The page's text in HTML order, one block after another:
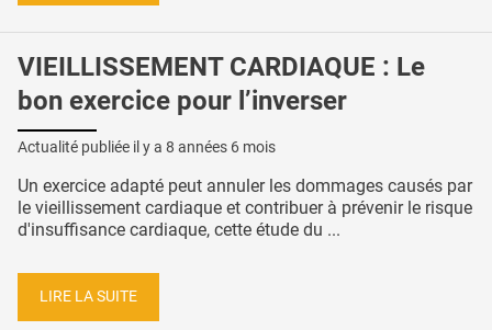
VIEILLISSEMENT CARDIAQUE : Le
bon exercice pour l’inverser
Actualité publiée il y a 8 années 6 mois
Un exercice adapté peut annuler les dommages causés par
le vieillissement cardiaque et contribuer à prévenir le risque
d'insuffisance cardiaque, cette étude du ...
LIRE LA SUITE